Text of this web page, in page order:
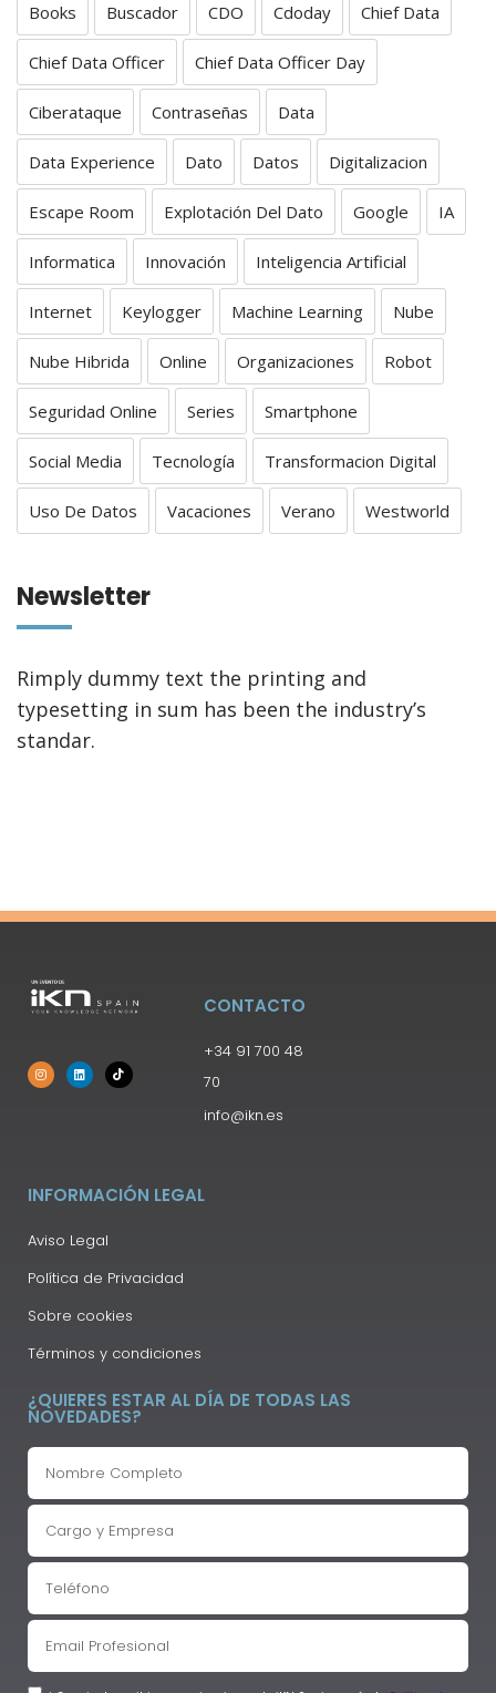
Books Buscador CDO Cdoday Chief Data
Chief Data Officer Chief Data Officer Day
Ciberataque Contraseñas Data
Data Experience Dato Datos Digitalizacion
Escape Room Explotación Del Dato Google IA
Informatica Innovación Inteligencia Artificial
Internet Keylogger Machine Learning Nube
Nube Hibrida Online Organizaciones Robot
Seguridad Online Series Smartphone
Social Media Tecnología Transformacion Digital
Uso De Datos Vacaciones Verano Westworld
Newsletter
Rimply dummy text the printing and
typesetting in sum has been the industry’s
standar.
CONTACTO
+34 91 700 48
70
info@ikn.es
INFORMACIÓN LEGAL
Aviso Legal
Política de Privacidad
Sobre cookies
Términos y condiciones
¿QUIERES ESTAR AL DÍA DE TODAS LAS
NOVEDADES?